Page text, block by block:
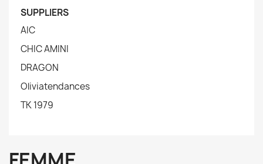
SUPPLIERS
AIC
CHIC AMINI
DRAGON
Oliviatendances
TK 1979